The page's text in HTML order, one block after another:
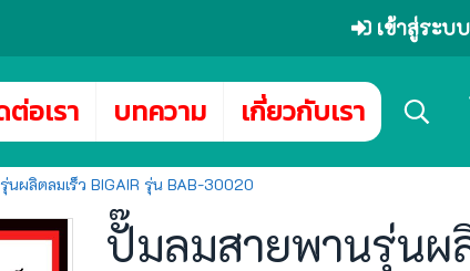
เข้าสู่ระบบ
อเรา บทความ เกี่ยวกับเรา
ผลิตลมเร็ว BIGAIR รุ่น BAB-30020
ปั๊มลมสายพานรุ่นผ